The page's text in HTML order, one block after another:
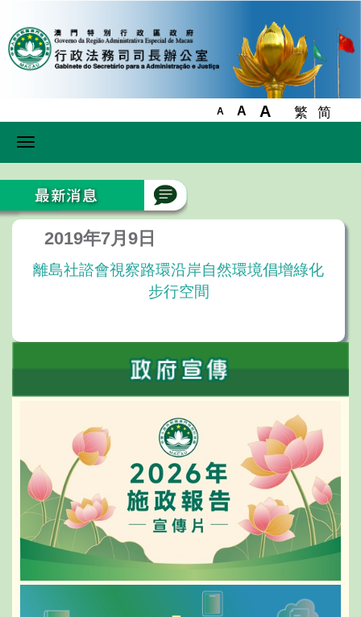
A A A 繁 简
Toggle
2019年7月9日
離島社諮會視察路環沿岸自然環境倡增綠化
步行空間